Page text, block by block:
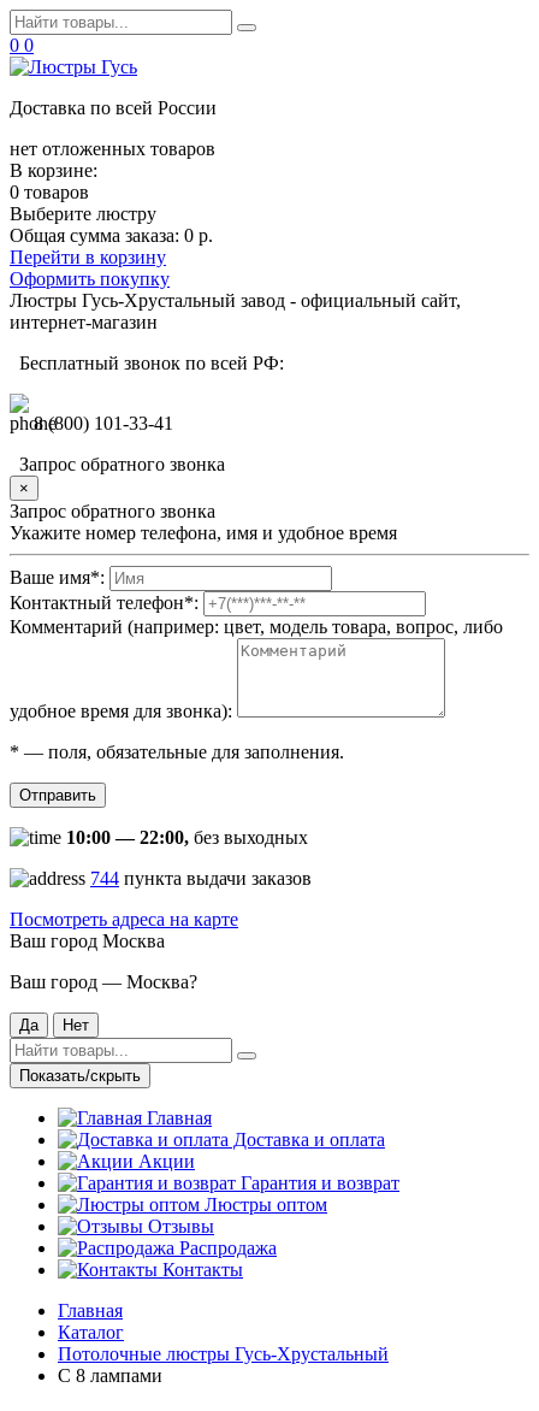
0 0
Доставка по всей России
нет отложенных товаров
В корзине:
0 товаров
Выберите люстру
Общая сумма заказа: 0 р.
Перейти в корзину
Оформить покупку
Люстры Гусь-Хрустальный завод - официальный сайт,
интернет-магазин
Бесплатный звонок по всей РФ:
8 (800) 101-33-41
Запрос обратного звонка
×
Запрос обратного звонка
Укажите номер телефона, имя и удобное время
Ваше имя*:
Контактный телефон*:
Комментарий (например: цвет, модель товара, вопрос, либо
удобное время для звонка):
* — поля, обязательные для заполнения.
Отправить
10:00 — 22:00, без выходных
744 пункта выдачи заказов
Посмотреть адреса на карте
Ваш город Москва
Ваш город — Москва?
Да Нет
Показать/скрыть
Главная
Доставка и оплата
Акции
Гарантия и возврат
Люстры оптом
Отзывы
Распродажа
Контакты
Главная
Каталог
Потолочные люстры Гусь-Хрустальный
С 8 лампами